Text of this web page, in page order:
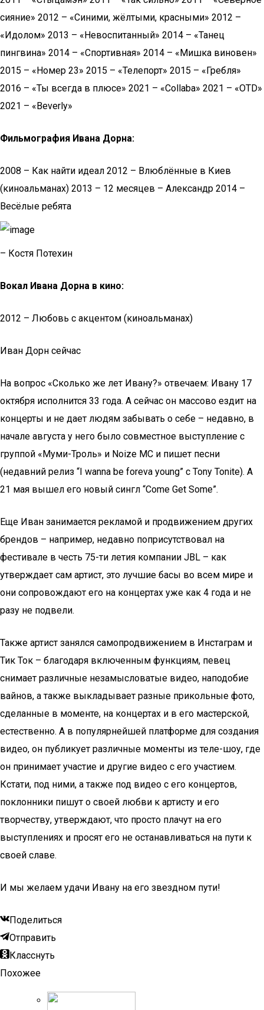
сияние» 2012 – «Синими, жёлтыми, красными» 2012 –
«Идолом» 2013 – «Невоспитанный» 2014 – «Танец
пингвина» 2014 – «Спортивная» 2014 – «Мишка виновен»
2015 – «Номер 23» 2015 – «Телепорт» 2015 – «Гребля»
2016 – «Ты всегда в плюсе» 2021 – «Collaba» 2021 – «OTD»
2021 – «Beverly»
Фильмография Ивана Дорна:
2008 – Как найти идеал 2012 – Влюблённые в Киев
(киноальманах) 2013 – 12 месяцев – Александр 2014 –
Весёлые ребята
– Костя Потехин
Вокал Ивана Дорна в кино:
2012 – Любовь с акцентом (киноальманах)
Иван Дорн сейчас
На вопрос «Сколько же лет Ивану?» отвечаем: Ивану 17
октября исполнится 33 года. А сейчас он массово ездит на
концерты и не дает людям забывать о себе – недавно, в
начале августа у него было совместное выступление с
группой «Муми-Троль» и Noize MC и пишет песни
(недавний релиз “I wanna be foreva young” с Tony Tonite). А
21 мая вышел его новый сингл “Come Get Some”.
Еще Иван занимается рекламой и продвижением других
брендов – например, недавно поприсутствовал на
фестивале в честь 75-ти летия компании JBL – как
утверждает сам артист, это лучшие басы во всем мире и
они сопровождают его на концертах уже как 4 года и не
разу не подвели.
Также артист занялся самопродвижением в Инстаграм и
Тик Ток – благодаря включенным функциям, певец
снимает различные незамысловатые видео, наподобие
вайнов, а также выкладывает разные прикольные фото,
сделанные в моменте, на концертах и в его мастерской,
естественно. А в популярнейшей платформе для создания
видео, он публикует различные моменты из теле-шоу, где
он принимает участие и другие видео с его участием.
Кстати, под ними, а также под видео с его концертов,
поклонники пишут о своей любви к артисту и его
творчеству, утверждают, что просто плачут на его
выступлениях и просят его не останавливаться на пути к
своей славе.
И мы желаем удачи Ивану на его звездном пути!
Поделиться
Отправить
Класснуть
Похожее